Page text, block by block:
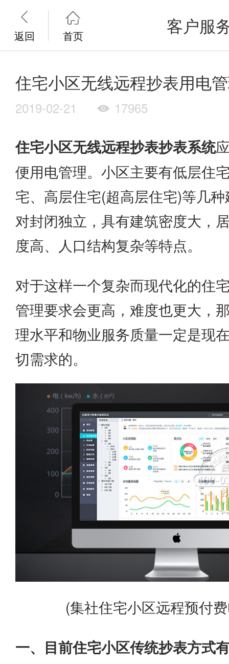

返回

首页 客户服
住宅小区无线远程抄表用电
2019-02-21  17965
住宅小区无线远程抄表抄表系统
便用电管理。小区主要有低层住
宅、高层住宅(超高层住宅)等几
对封闭独立，具有建筑密度大，
度高、人口结构复杂等特点。
对于这样一个复杂而现代化的住
管理要求会更高，难度也更大，
理水平和物业服务质量一定是现
切需求的。
(集社住宅小区远程预付
一、目前住宅小区传统抄表方式